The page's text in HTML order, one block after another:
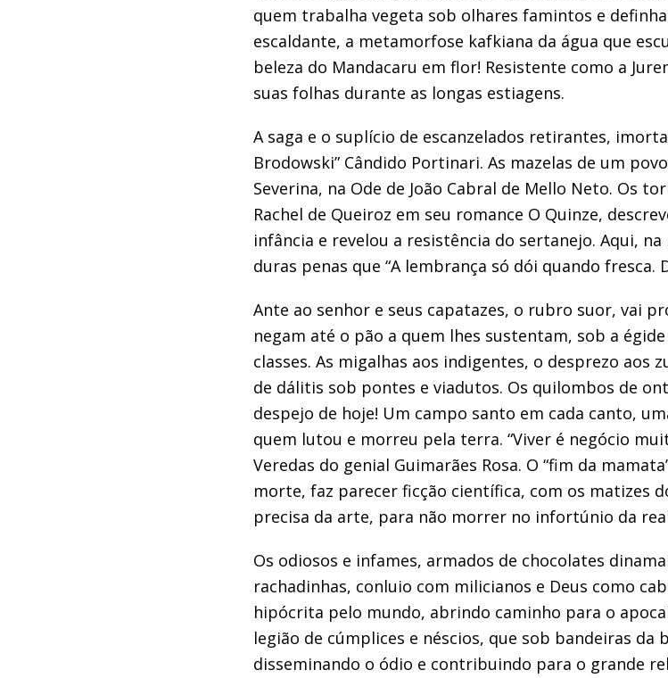
quem trabalha vegeta sob olhares famintos e
escaldante, a metamorfose kafkiana da água que
beleza do Mandacaru em flor! Resistente como a
suas folhas durante as longas estiagens.
Asaga e o suplício de escanzelados retirantes, imo
Brodowski” Cândido Portinari. As mazelas de um
Severina, na Ode de João Cabral de Mello Neto. Os
Rachel de Queiroz em seu romance O Quinze,
infância e revelou a resistência do sertanejo. Aqui, na
duras penas que “A lembrança só dói quando fresca.
Ante ao senhor e seus capatazes, o rubro suor, vai
negam até o pão a quem lhes sustentam, sob a
classes. As migalhas aos indigentes, o desprezo aos
de dálitis sob pontes e viadutos. Os quilombos de
despejo de hoje! Um campo santo em cada canto,
quem lutou e morreu pela terra. “Viver é negócio
Veredas do genial Guimarães Rosa. O “fim da
morte, faz parecer ficção científica, com os matizes
precisa da arte, para não morrer no infortúnio da
Os odiosos e infames, armados de chocolates
rachadinhas, conluio com milicianos e Deus como
hipócrita pelo mundo, abrindo caminho para o
legião de cúmplices e néscios, que sob bandeiras da
disseminando o ódio e contribuindo para o grande